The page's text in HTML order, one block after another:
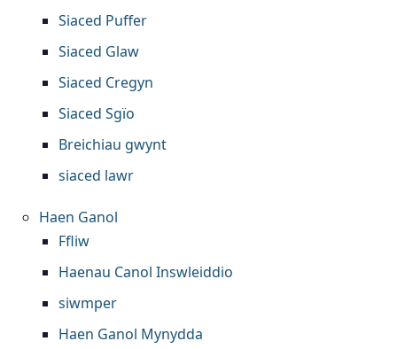
Siaced Puffer
Siaced Glaw
Siaced Cregyn
Siaced Sgïo
Breichiau gwynt
siaced lawr
Haen Ganol
Ffliw
Haenau Canol Inswleiddio
siwmper
Haen Ganol Mynydda